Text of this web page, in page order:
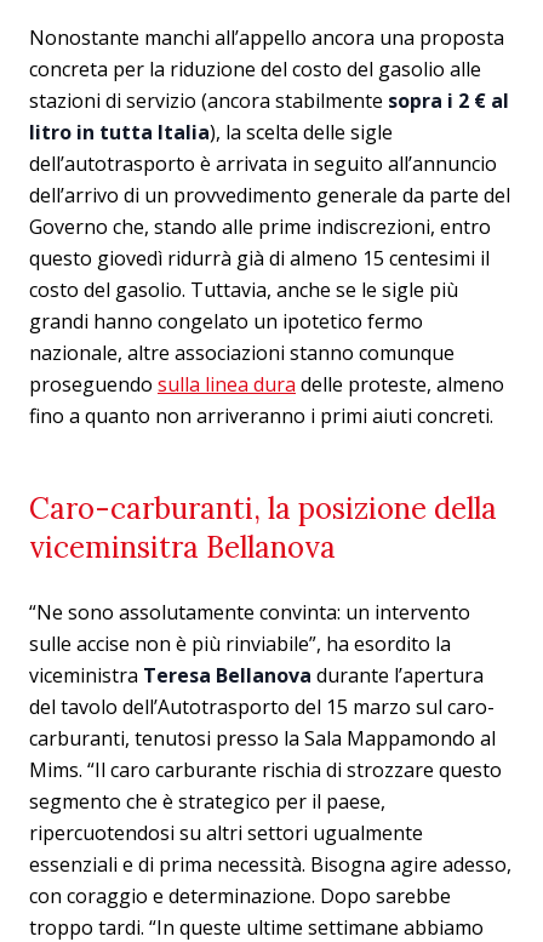
Nonostante manchi all’appello ancora una proposta
concreta per la riduzione del costo del gasolio alle
stazioni di servizio (ancora stabilmente sopra i 2 € al
litro in tutta Italia), la scelta delle sigle
dell’autotrasporto è arrivata in seguito all’annuncio
dell’arrivo di un provvedimento generale da parte del
Governo che, stando alle prime indiscrezioni, entro
questo giovedì ridurrà già di almeno 15 centesimi il
costo del gasolio. Tuttavia, anche se le sigle più
grandi hanno congelato un ipotetico fermo
nazionale, altre associazioni stanno comunque
proseguendo sulla linea dura delle proteste, almeno
fino a quanto non arriveranno i primi aiuti concreti.
Caro-carburanti, la posizione della
viceminsitra Bellanova
“Ne sono assolutamente convinta: un intervento
sulle accise non è più rinviabile”, ha esordito la
viceministra Teresa Bellanova durante l’apertura
del tavolo dell’Autotrasporto del 15 marzo sul caro-
carburanti, tenutosi presso la Sala Mappamondo al
Mims. “Il caro carburante rischia di strozzare questo
segmento che è strategico per il paese,
ripercuotendosi su altri settori ugualmente
essenziali e di prima necessità. Bisogna agire adesso,
con coraggio e determinazione. Dopo sarebbe
troppo tardi. “In queste ultime settimane abbiamo